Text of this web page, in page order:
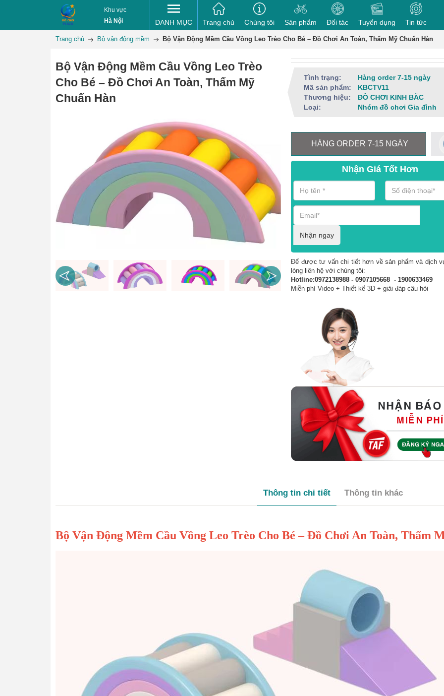
Khu vực
Hà Nội
DANH MỤC Trang chủ Chúng tôi Sản phẩm Đối tác Tuyển dụng Tin tức
Trang chủ Bộ vận động mềm Bộ Vận Động Mềm Cầu Vồng Leo Trèo Cho Bé – Đồ Chơi An Toàn, Thẩm Mỹ Chuẩn Hàn
Bộ Vận Động Mềm Cầu Vồng Leo Trèo
Cho Bé – Đồ Chơi An Toàn, Thẩm Mỹ
Chuẩn Hàn
Tình trạng:
Hàng order 7-15 ngày
Mã sản phẩm:
KBCTV11
Thương hiệu:
ĐỒ CHƠI KINH BẮC
Loại:
Nhóm đồ chơi Gia đình
HÀNG ORDER 7-15 NGÀY
Nhận Giá Tốt Hơn
Nhận ngay
Để được tư vấn chi tiết hơn về sản phẩm và dịch
lòng liên hệ với chúng tôi:
Hotline:0972138988 - 0907105668 - 1900633469
Miễn phí Video + Thiết kế 3D + giải đáp câu hỏi
Thông tin chi tiết Thông tin khác
Bộ Vận Động Mềm Cầu Vồng Leo Trèo Cho Bé – Đồ Chơi An Toàn, Thẩm